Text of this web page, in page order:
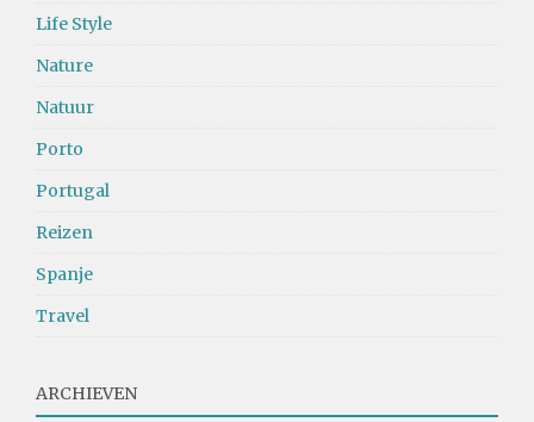
Life Style
Nature
Natuur
Porto
Portugal
Reizen
Spanje
Travel
ARCHIEVEN